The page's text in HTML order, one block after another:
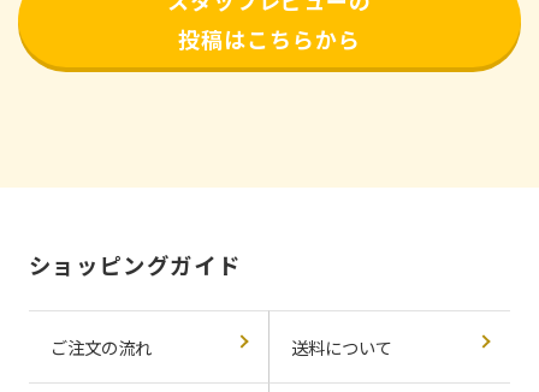
投稿はこちらから
ショッピングガイド
ご注文の流れ 送料について